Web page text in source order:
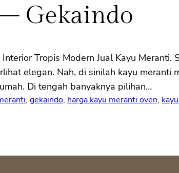
Gekaindo
Tropis Modern Jual Kayu
elegan. Nah, di sinilah kayu
Di tengah banyaknya pilihan…
, gekaindo, harga kayu meranti oven,